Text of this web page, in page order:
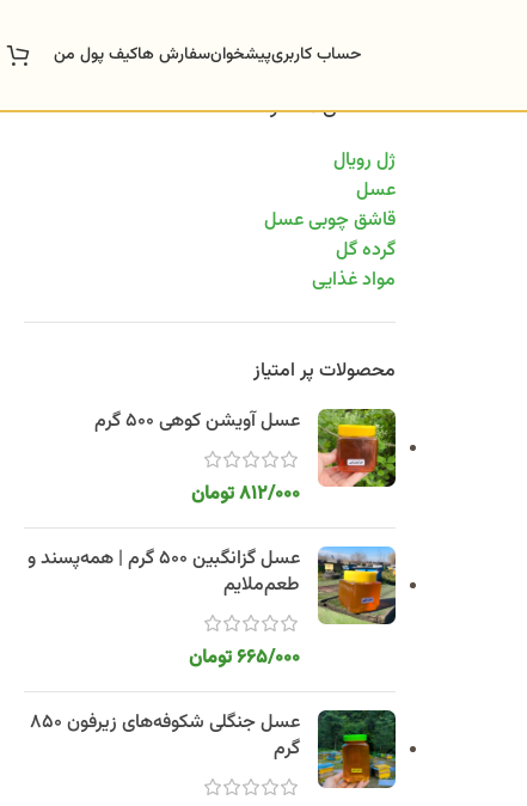
حساب کاربریپیشخوانسفارش هاکیف پول من
دسته‌های محصولات
ژل رویال
عسل
قاشق چوبی عسل
گرده گل
مواد غذایی
محصولات پر امتیاز
عسل آویشن کوهی 500 گرم
812/000تومان
عسل گزانگبین 500 گرم | همه‌پسند و
طعم‌ملایم
665/000تومان
عسل جنگلی شکوفه‌های زیرفون 850
گرم